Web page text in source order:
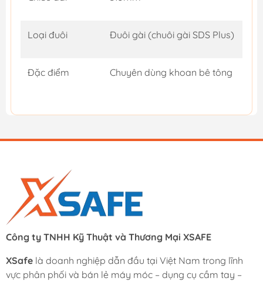
Loại đuôi Đuôi gài (chuôi gài SDS Plus)
Đặc điểm Chuyên dùng khoan bê tông
Công ty TNHH Kỹ Thuật và Thương Mại XSAFE
XSafe là doanh nghiệp dẫn đầu tại Việt Nam trong lĩnh
vực phân phối và bán lẻ máy móc – dụng cụ cầm tay –